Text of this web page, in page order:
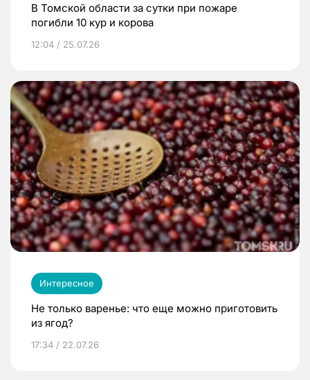
В Томской области за сутки при пожаре
погибли 10 кур и корова
12:04 / 25.07.26
Интересное
Не только варенье: что еще можно приготовить
из ягод?
17:34 / 22.07.26